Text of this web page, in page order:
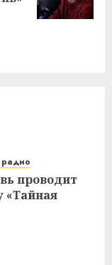
радио
проводит
«Тайная